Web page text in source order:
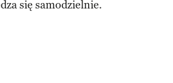
się samodzielnie.